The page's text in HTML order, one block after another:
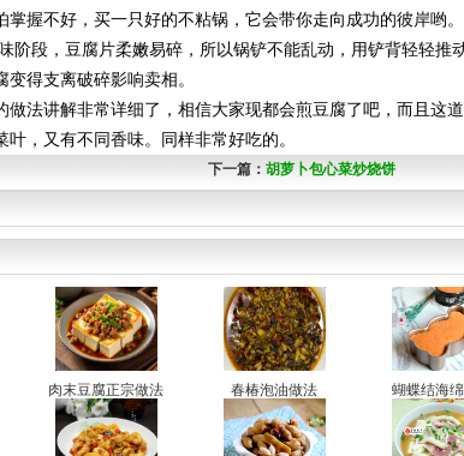
不好，买一只好的不粘锅，它会带你走向成功的彼岸哟。
段，豆腐片柔嫩易碎，所以锅铲不能乱动，用铲背轻轻推
得支离破碎影响卖相。
法讲解非常详细了，相信大家现都会煎豆腐了吧，而且这
，又有不同香味。同样非常好吃的。
下一篇： 胡萝卜包心菜炒烧饼
肉末豆腐正宗做法 春椿泡油做法 蝴蝶结海